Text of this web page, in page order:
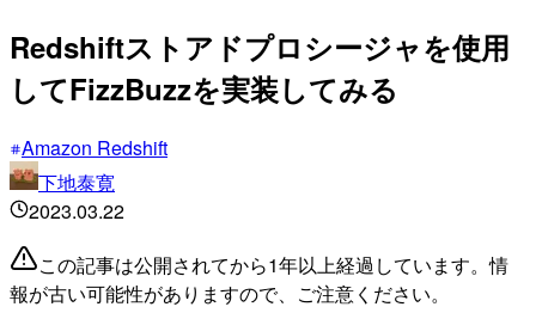
Redshiftストアドプロシージャを使用
してFizzBuzzを実装してみる
Amazon Redshift
下地泰寛
2023.03.22
この記事は公開されてから1年以上経過しています。情
報が古い可能性がありますので、ご注意ください。